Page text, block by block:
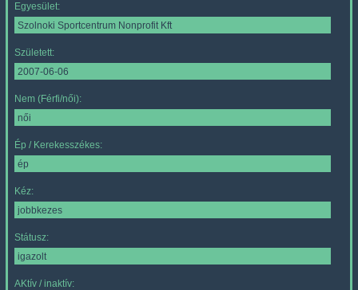
Egyesület:
Született:
Nem (Férfi/női):
Ép / Kerekesszékes:
Kéz:
Státusz:
AKtív / inaktív: